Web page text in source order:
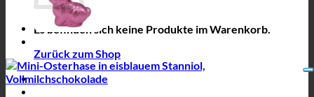
Es befinden sich keine Produkte im Warenkorb.
Zurück zum Shop